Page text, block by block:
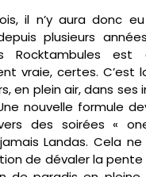
il n’y aura donc
plusieurs
Rocktambules est
vraie, certes. C’est
en plein air, dans
nouvelle formule
des soirées «
Landas. Cela
de dévaler la pente